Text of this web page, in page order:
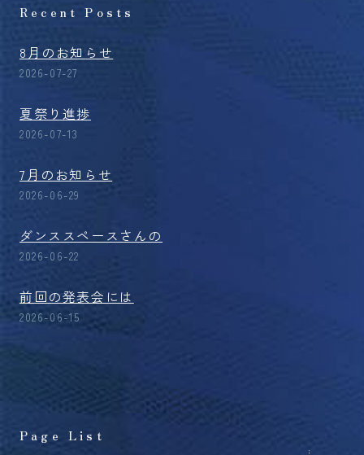
Recent Posts
8月のお知らせ
2026-07-27
夏祭り進捗
2026-07-13
7月のお知らせ
2026-06-29
ダンススペースさんの
2026-06-22
前回の発表会には
2026-06-15
Page List